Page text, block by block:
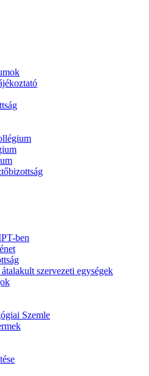
ben
szervezeti egységek
Szemle